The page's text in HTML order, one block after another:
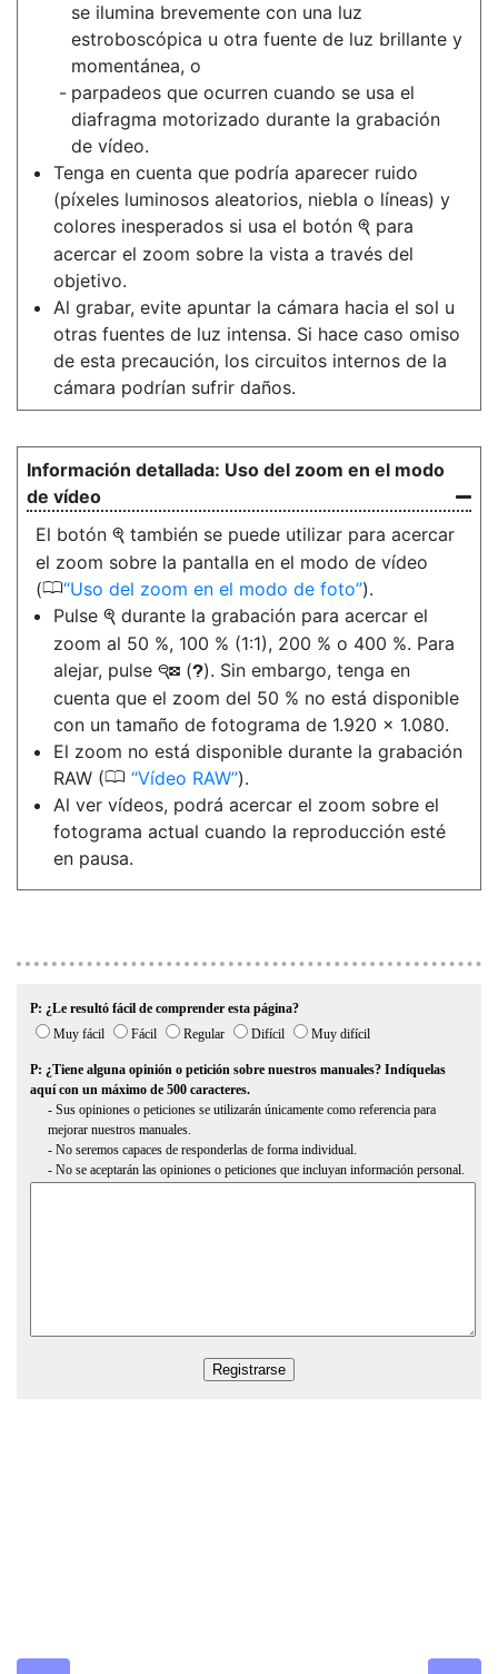
se ilumina brevemente con una luz
estroboscópica u otra fuente de luz brillante y
momentánea, o
parpadeos que ocurren cuando se usa el
diafragma motorizado durante la grabación
de vídeo.
Tenga en cuenta que podría aparecer ruido
(píxeles luminosos aleatorios, niebla o líneas) y
colores inesperados si usa el botón X para
acercar el zoom sobre la vista a través del
objetivo.
Al grabar, evite apuntar la cámara hacia el sol u
otras fuentes de luz intensa. Si hace caso omiso
de esta precaución, los circuitos internos de la
cámara podrían sufrir daños.
Uso del zoom en el modo
de vídeo
El botón X también se puede utilizar para acercar
el zoom sobre la pantalla en el modo de vídeo
(0 Uso del zoom en el modo de foto ).
Pulse X durante la grabación para acercar el
zoom al 50 %, 100 % (1:1), 200 % o 400 %. Para
alejar, pulse W (Q). Sin embargo, tenga en
cuenta que el zoom del 50 % no está disponible
con un tamaño de fotograma de 1.920 × 1.080.
El zoom no está disponible durante la grabación
RAW (0 Vídeo RAW ).
Al ver vídeos, podrá acercar el zoom sobre el
fotograma actual cuando la reproducción esté
en pausa.